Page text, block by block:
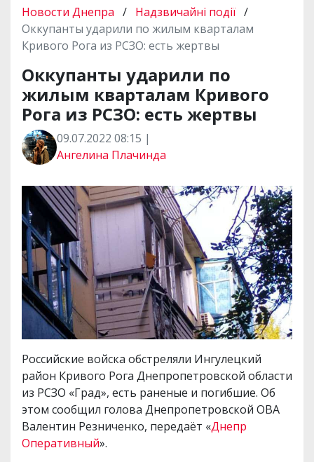
Новости Днепра / Надзвичайні події /
Оккупанты ударили по жилым кварталам
Кривого Рога из РСЗО: есть жертвы
Оккупанты ударили по
жилым кварталам Кривого
Рога из РСЗО: есть жертвы
09.07.2022 08:15 |
Ангелина Плачинда
Российские войска обстреляли Ингулецкий
район Кривого Рога Днепропетровской области
из РСЗО «Град», есть раненые и погибшие. Об
этом сообщил голова Днепропетровской ОВА
Валентин Резниченко, передаёт «Днепр
Оперативный».